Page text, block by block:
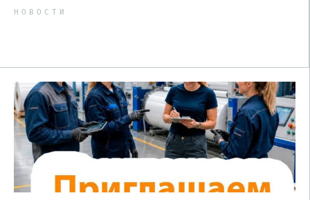
НОВОСТИ